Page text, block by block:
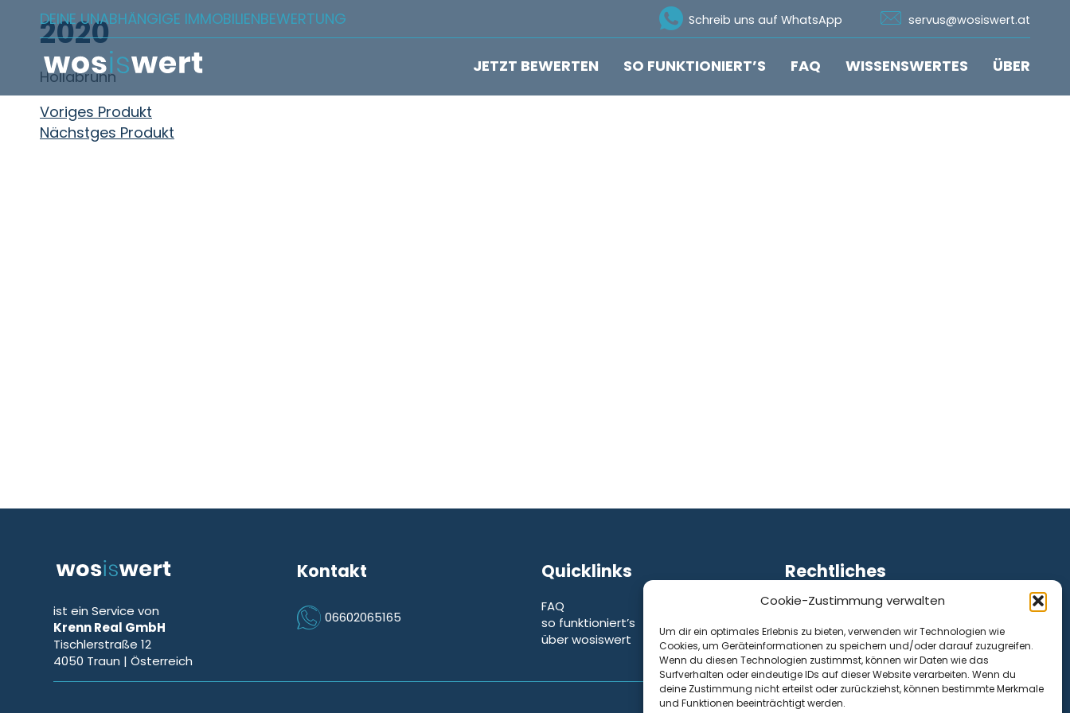
Cookie-Zustimmung verwalten
Um dir ein optimales Erlebnis zu bieten, verwenden wir Technologien wie
Cookies, um Geräteinformationen zu speichern und/oder darauf zuzugreifen.
Wenn du diesen Technologien zustimmst, können wir Daten wie das
Surfverhalten oder eindeutige IDs auf dieser Website verarbeiten. Wenn du
deine Zustimmung nicht erteilst oder zurückziehst, können bestimmte Merkmale
und Funktionen beeinträchtigt werden.
Zum Inhalt springen
DEINE UNABHÄNGIGE IMMOBILIENBEWERTUNG
Schreib uns auf WhatsApp
servus@wosiswert.at
JETZT BEWERTEN SO FUNKTIONIERT’S FAQ WISSENSWERTES ÜBER
2020
Hollabrunn
Beitragsnavigation
Voriges Produkt
Nächstges Produkt
ist ein Service von
Krenn Real GmbH
Tischlerstraße 12
4050 Traun | Österreich
Kontakt
Icon Phone
06602065165
Quicklinks
FAQ
so funktioniert’s
über wosiswert
Rechtliches
Impressum
Cookie-Richtlinie (EU)